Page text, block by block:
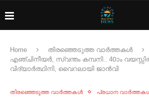
Home തിരഞ്ഞെടുത്ത വാർത്തകൾ
എഞ്ചിനീയര്‍, സ്വന്തം കമ്പനി.. 40ാം
വിദ്യാര്‍ത്ഥിനി, വൈറലായി ജാൻവി
തിരഞ്ഞെടുത്ത വാർത്തകൾ പ്രധാന